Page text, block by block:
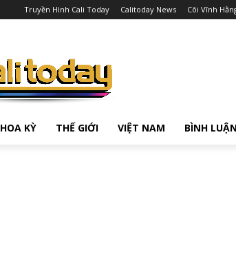
Truyền Hình Cali Today Calitoday News Cõi Vĩnh
HOA KỲ THẾ GIỚI VIỆT NAM BÌNH LUẬN